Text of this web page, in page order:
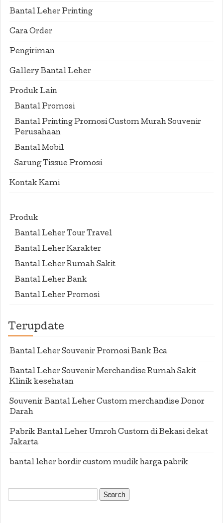
Bantal Leher Printing
Cara Order
Pengiriman
Gallery Bantal Leher
Produk Lain
Bantal Promosi
Bantal Printing Promosi Custom Murah Souvenir
Perusahaan
Bantal Mobil
Sarung Tissue Promosi
Kontak Kami
Produk
Bantal Leher Tour Travel
Bantal Leher Karakter
Bantal Leher Rumah Sakit
Bantal Leher Bank
Bantal Leher Promosi
Terupdate
Bantal Leher Souvenir Promosi Bank Bca
Bantal Leher Souvenir Merchandise Rumah Sakit
Klinik kesehatan
Souvenir Bantal Leher Custom merchandise Donor
Darah
Pabrik Bantal Leher Umroh Custom di Bekasi dekat
Jakarta
bantal leher bordir custom mudik harga pabrik
Search
for: